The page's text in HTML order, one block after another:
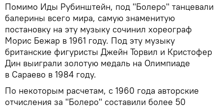
Помимо Иды Рубинштейн, под "Болеро" танцевали
балерины всего мира, самую знаменитую
постановку на эту музыку сочинил хореограф
Морис Бежар в 1961 году. Под эту музыку
британские фигуристы Джейн Торвил и Кристофер
Дин выиграли золотую медаль на Олимпиаде
в Сараево в 1984 году.
По некоторым расчетам, с 1960 года авторские
отчисления за "Болеро" составили более 50